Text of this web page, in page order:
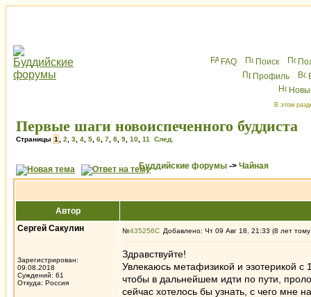
FAQ Поиск
Профиль
В этом
Первые шаги новоиспеченного буддиста
Страницы 1 2 3 4 5 6 7 8 9 10 11 След.
Буддийские форумы -> Чайная
Автор
Сергей Сакулин
Зарегистрирован:
09.08.2018
Суждений: 61
Откуда: Россия
№435256 Добавлено: Чт 09 Авг 18, 21:33 (8 лет
Здравствуйте!
Увлекаюсь метафизикой и эзотерикой с
чтобы в дальнейшем идти по пути,
сейчас хотелось бы узнать, с чего мне